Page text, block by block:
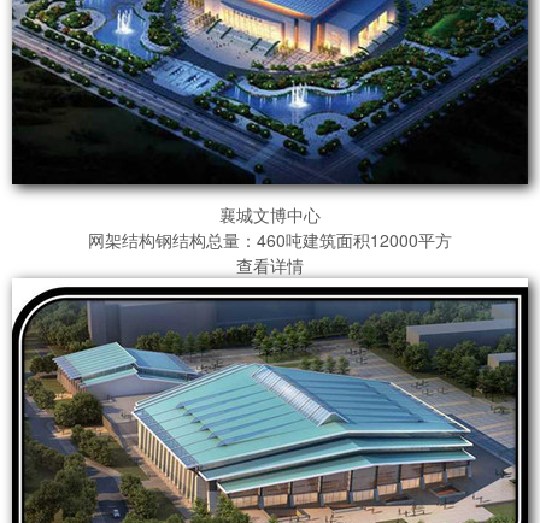
襄城文博中心
网架结构钢结构总量：460吨建筑面积12000平方
查看详情